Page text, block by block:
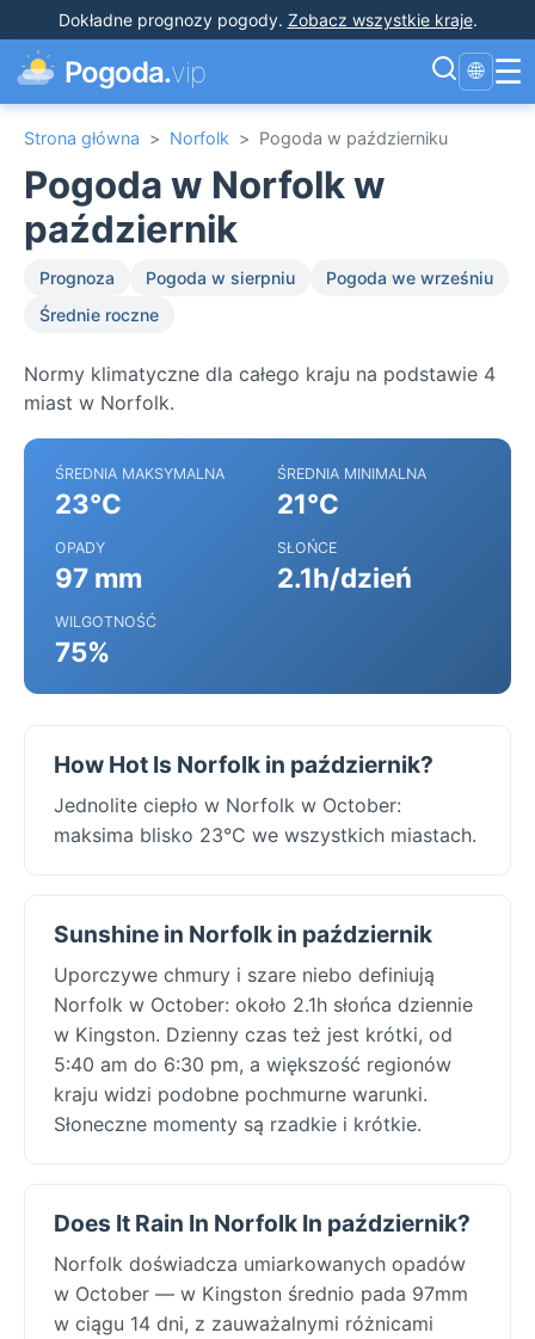
Dokładne prognozy pogody. Zobacz wszystkie kraje.
Pogoda.vip 🌐 ☰
Strona główna > Norfolk > Pogoda w październiku
Pogoda w Norfolk w
październik
Prognoza Pogoda w sierpniu
Pogoda we wrześniu
Średnie roczne
Normy klimatyczne dla całego kraju na podstawie 4
miast w Norfolk.
ŚREDNIA MAKSYMALNA
23°C
ŚREDNIA MINIMALNA
21°C
OPADY
97 mm
SŁOŃCE
2.1h/dzień
WILGOTNOŚĆ
75%
How Hot Is Norfolk in październik?
Jednolite ciepło w Norfolk w October:
maksima blisko 23°C we wszystkich miastach.
Sunshine in Norfolk in październik
Uporczywe chmury i szare niebo definiują
Norfolk w October: około 2.1h słońca dziennie
w Kingston. Dzienny czas też jest krótki, od
5:40 am do 6:30 pm, a większość regionów
kraju widzi podobne pochmurne warunki.
Słoneczne momenty są rzadkie i krótkie.
Does It Rain In Norfolk In październik?
Norfolk doświadcza umiarkowanych opadów
w October — w Kingston średnio pada 97mm
w ciągu 14 dni, z zauważalnymi różnicami